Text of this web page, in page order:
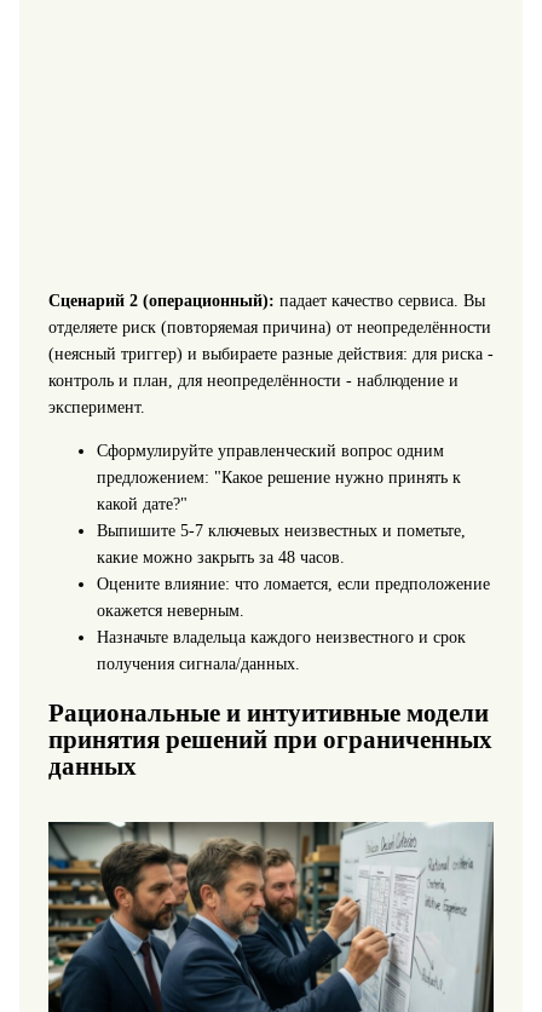
Сценарий 2 (операционный): падает качество сервиса. Вы
отделяете риск (повторяемая причина) от неопределённости
(неясный триггер) и выбираете разные действия: для риска -
контроль и план, для неопределённости - наблюдение и
эксперимент.
Сформулируйте управленческий вопрос одним
предложением: "Какое решение нужно принять к
какой дате?"
Выпишите 5-7 ключевых неизвестных и пометьте,
какие можно закрыть за 48 часов.
Оцените влияние: что ломается, если предположение
окажется неверным.
Назначьте владельца каждого неизвестного и срок
получения сигнала/данных.
Рациональные и интуитивные модели
принятия решений при ограниченных
данных